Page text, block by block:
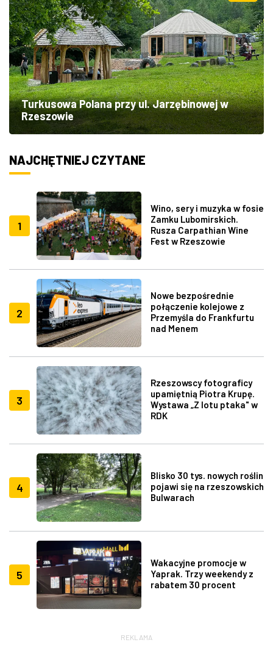
Turkusowa Polana przy ul. Jarzębinowej w
Rzeszowie
NAJCHĘTNIEJ CZYTANE
1
Wino, sery i muzyka w fosie
Zamku Lubomirskich.
Rusza Carpathian Wine
Fest w Rzeszowie
2
Nowe bezpośrednie
połączenie kolejowe z
Przemyśla do Frankfurtu
nad Menem
3
Rzeszowscy fotograficy
upamiętnią Piotra Krupę.
Wystawa „Z lotu ptaka" w
RDK
4
Blisko 30 tys. nowych roślin
pojawi się na rzeszowskich
Bulwarach
5
Wakacyjne promocje w
Yaprak. Trzy weekendy z
rabatem 30 procent
REKLAMA